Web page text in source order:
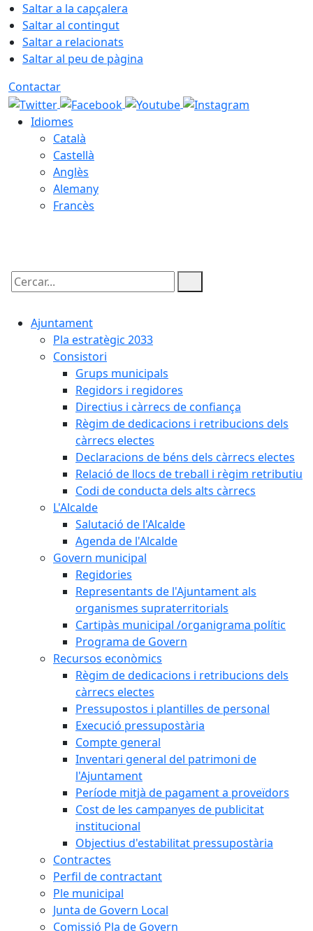
Saltar a la capçalera
Saltar al contingut
Saltar a relacionats
Saltar al peu de pàgina
Contactar
Idiomes
Català
Castellà
Anglès
Alemany
Francès
Cercar:
Ajuntament
Pla estratègic 2033
Consistori
Grups municipals
Regidors i regidores
Directius i càrrecs de confiança
Règim de dedicacions i retribucions dels
càrrecs electes
Declaracions de béns dels càrrecs electes
Relació de llocs de treball i règim retributiu
Codi de conducta dels alts càrrecs
L'Alcalde
Salutació de l'Alcalde
Agenda de l'Alcalde
Govern municipal
Regidories
Representants de l'Ajuntament als
organismes supraterritorials
Cartipàs municipal /organigrama polític
Programa de Govern
Recursos econòmics
Règim de dedicacions i retribucions dels
càrrecs electes
Pressupostos i plantilles de personal
Execució pressupostària
Compte general
Inventari general del patrimoni de
l'Ajuntament
Període mitjà de pagament a proveïdors
Cost de les campanyes de publicitat
institucional
Objectius d'estabilitat pressupostària
Contractes
Perfil de contractant
Ple municipal
Junta de Govern Local
Comissió Pla de Govern